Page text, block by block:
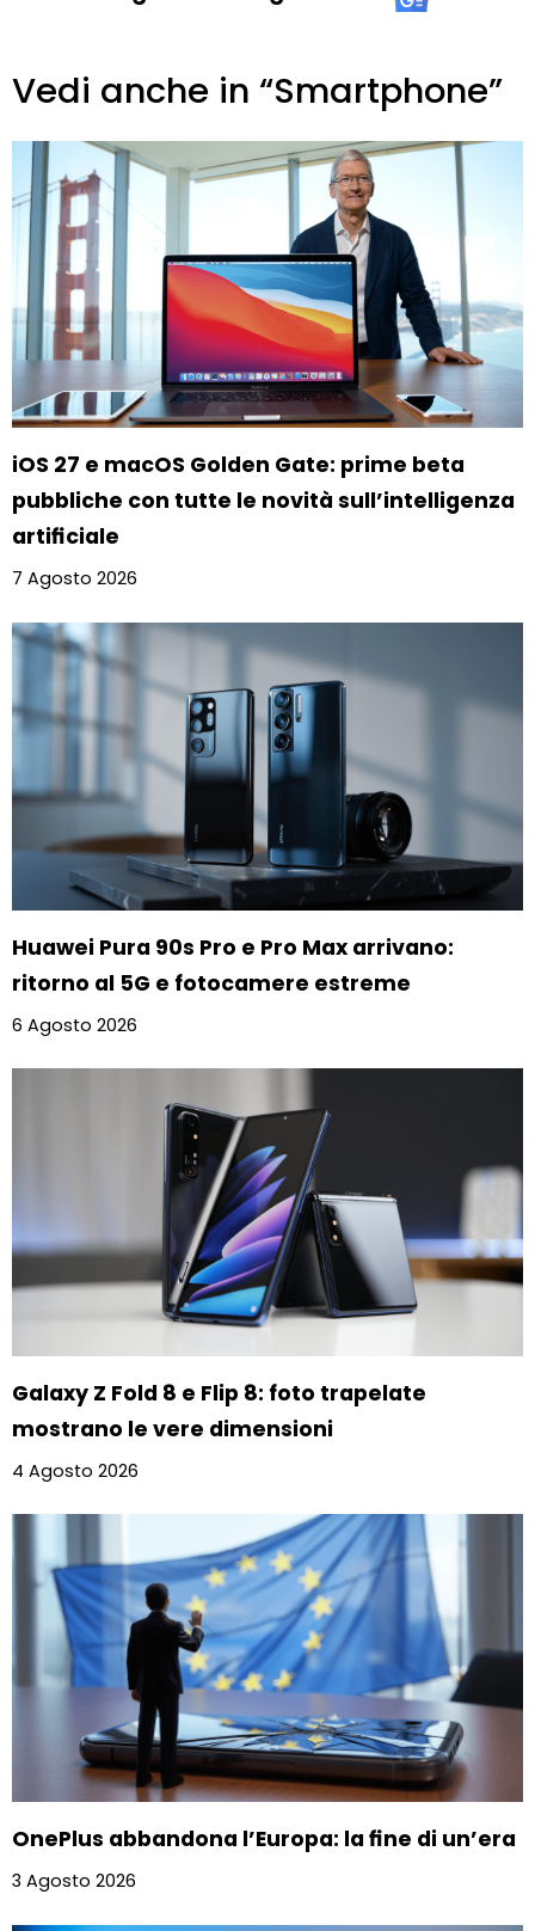
Vedi anche in “Smartphone”
iOS 27 e macOS Golden Gate: prime beta
pubbliche con tutte le novità sull’intelligenza
artificiale
7 Agosto 2026
Huawei Pura 90s Pro e Pro Max arrivano:
ritorno al 5G e fotocamere estreme
6 Agosto 2026
Galaxy Z Fold 8 e Flip 8: foto trapelate
mostrano le vere dimensioni
4 Agosto 2026
OnePlus abbandona l’Europa: la fine di un’era
3 Agosto 2026